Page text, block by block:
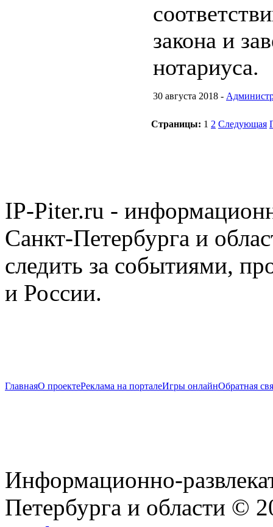
закона и
нотариуса.
30 августа 2018 -
Страницы: 1 2 Следующая
IP-Piter.ru -
Санкт-Петербурга и
следить за событиями,
и России.
ГлавнаяО проектеРеклама на порталеИгры онлайнОбратная
Информационно-
Петербурга и области ©